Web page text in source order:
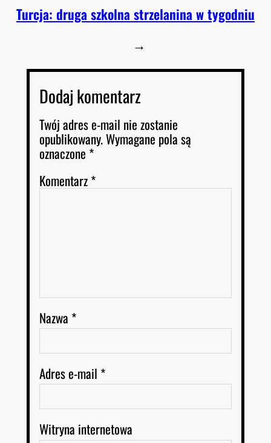
Turcja: druga szkolna strzelanina w tygodniu
→
Dodaj komentarz
Twój adres e-mail nie zostanie
opublikowany.Wymagane pola są
oznaczone *
Komentarz*
Nazwa *
Adres e-mail *
Witryna internetowa